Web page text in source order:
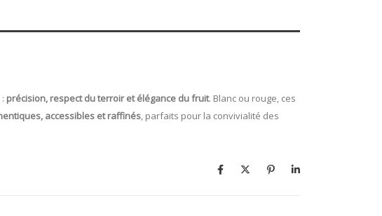
précision, respect du terroir et élégance du fruit. Blanc ou rouge, ces
accessibles et raffinés, parfaits pour la convivialité des